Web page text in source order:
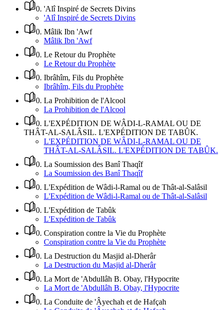
0. 'Alî Inspiré de Secrets Divins
'Alî Inspiré de Secrets Divins
0. Mâlik Ibn 'Awf
Mâlik Ibn 'Awf
0. Le Retour du Prophète
Le Retour du Prophète
0. Ibrâhîm, Fils du Prophète
Ibrâhîm, Fils du Prophète
0. La Prohibition de l'Alcool
La Prohibition de l'Alcool
0. L'EXPÉDITION DE WÂDI-L-RAMAL OU DE
THÂT-AL-SALÂSIL. L'EXPÉDITION DE TABÛK.
L'EXPÉDITION DE WÂDI-L-RAMAL OU DE
THÂT-AL-SALÂSIL. L'EXPÉDITION DE TABÛK.
0. La Soumission des Banî Thaqîf
La Soumission des Banî Thaqîf
0. L'Expédition de Wâdi-l-Ramal ou de Thât-al-Salâsil
L'Expédition de Wâdi-l-Ramal ou de Thât-al-Salâsil
0. L'Expédition de Tabûk
L'Expédition de Tabûk
0. Conspiration contre la Vie du Prophète
Conspiration contre la Vie du Prophète
0. La Destruction du Masjid al-Dherâr
La Destruction du Masjid al-Dherâr
0. La Mort de 'Abdullâh B. Obay, l'Hypocrite
La Mort de 'Abdullâh B. Obay, l'Hypocrite
0. La Conduite de 'Âyechah et de Hafçah